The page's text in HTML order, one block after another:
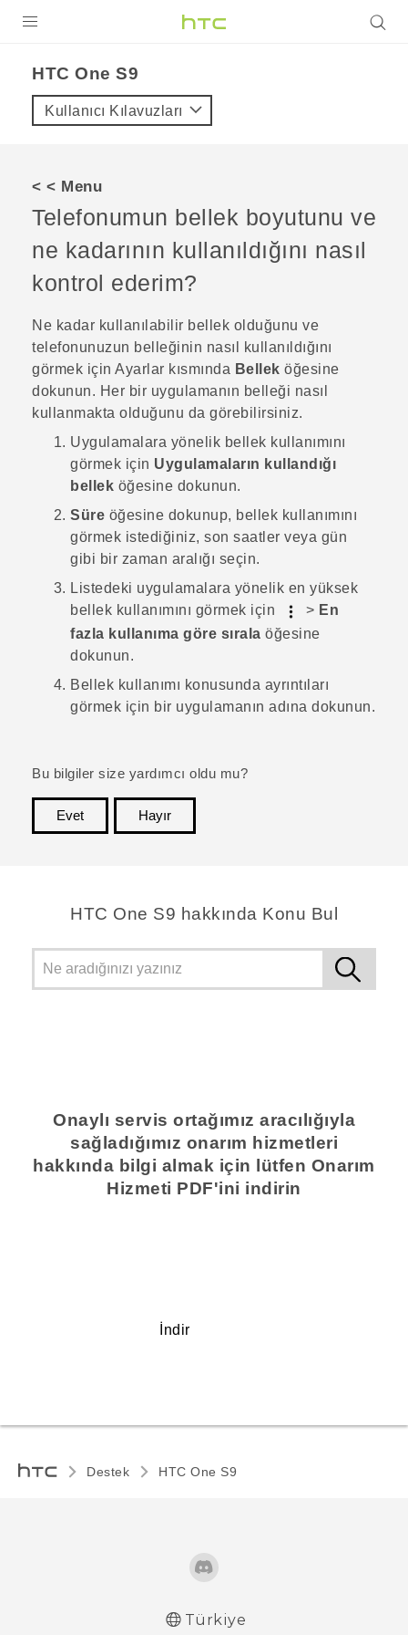
VIVE
VIVERSE
DESTEK
HTC One S9‎
Kullanıcı Kılavuzları
< < Menu
Telefonumun bellek boyutunu ve
ne kadarının kullanıldığını nasıl
kontrol ederim?
Ne kadar kullanılabilir bellek olduğunu ve
telefonunuzun belleğinin nasıl kullanıldığını
görmek için Ayarlar kısmında Bellek öğesine
dokunun. Her bir uygulamanın belleği nasıl
kullanmakta olduğunu da görebilirsiniz.
Uygulamalara yönelik bellek kullanımını
görmek için Uygulamaların kullandığı
bellek öğesine dokunun.
Süre öğesine dokunup, bellek kullanımını
görmek istediğiniz, son saatler veya gün
gibi bir zaman aralığı seçin.
Listedeki uygulamalara yönelik en yüksek
bellek kullanımını görmek için
> En
fazla kullanıma göre sırala öğesine
dokunun.
Bellek kullanımı konusunda ayrıntıları
görmek için bir uygulamanın adına dokunun.
Bu bilgiler size yardımcı oldu mu?
Evet
Hayır
HTC One S9 hakkında Konu Bul
Onaylı servis ortağımız aracılığıyla
sağladığımız onarım hizmetleri
hakkında bilgi almak için lütfen Onarım
Hizmeti PDF'ini indirin
İndir
Destek HTC One S9‎
Türkiye